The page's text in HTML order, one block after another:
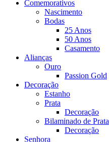
Comemorativos
Nascimento
Bodas
25 Anos
50 Anos
Casamento
Alianças
Ouro
Passion Gold
Decoração
Estanho
Prata
Decoração
Bilaminado de Prata
Decoração
Senhora